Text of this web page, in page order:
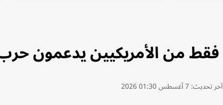
آخر تحديث:7 أغسطس 01:30 2026